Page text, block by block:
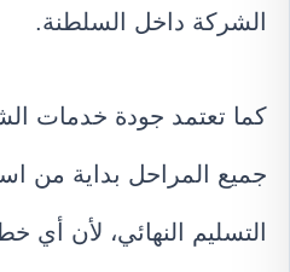
الشركة داخل السلطنة.
كما تعتمد جودة خدمات
جميع المراحل بداية من
التسليم النهائي، لأن أي